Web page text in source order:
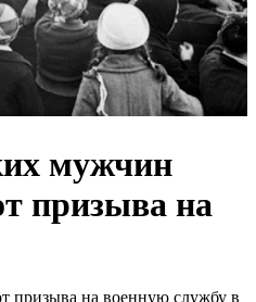
мужчин
призыва на
призыва на военную службу в